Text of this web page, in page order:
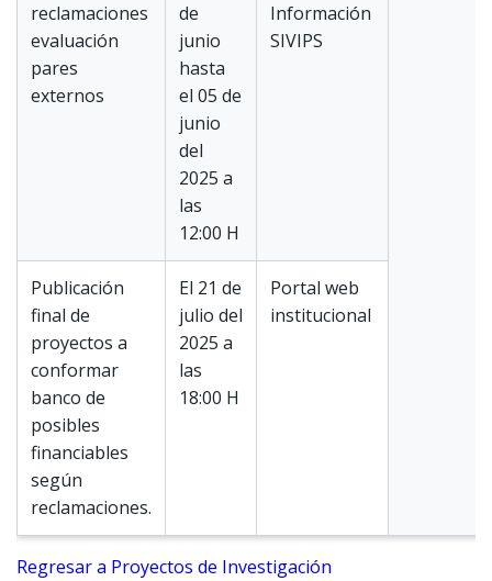
reclamaciones
evaluación
pares
externos
de
junio
hasta
el 05 de
junio
del
2025 a
las
12:00 H
Información
SIVIPS
Publicación
final de
proyectos a
conformar
banco de
posibles
financiables
según
reclamaciones.
El 21 de
julio del
2025 a
las
18:00 H
Portal web
institucional
Regresar a Proyectos de Investigación